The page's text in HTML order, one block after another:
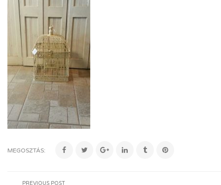
MEGOSZTÁS:
PREVIOUS POST